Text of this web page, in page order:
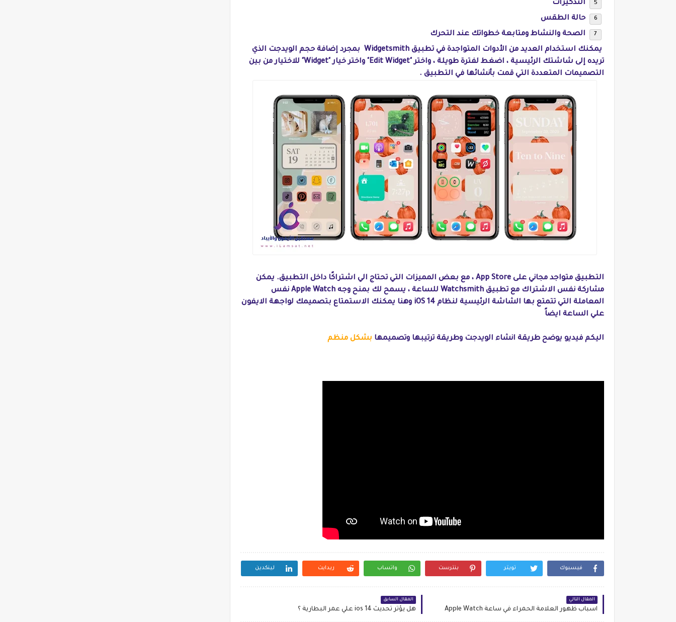
التذكيرات
حالة الطقس
الصحة والنشاط ومتابعة خطواتك عند التحرك
يمكنك استخدام العديد من الأدوات المتواجدة في تطبيق Widgetsmith بمجرد إضافة حجم الويدجت الذي
تريده إلى شاشتك الرئيسية ، اضغط لفترة طويلة ، واختر "Edit Widget" واختر خيار "Widget" للاختيار من بين
التصميمات المتعددة التي قمت بأنشائها في التطبيق .
التطبيق متواجد مجاني على App Store ، مع بعض المميزات التي تحتاج الي اشتراكًا داخل التطبيق. يمكن
مشاركة نفس الاشتراك مع تطبيق Watchsmith للساعة ، يسمح لك بمنح وجه Apple Watch نفس
المعاملة التي تتمتع بها الشاشة الرئيسية لنظام iOS 14 وهنا يمكنك الاستمتاع بتصميمك لواجهة الايفون
علي الساعة ايضاً
اليكم فيديو يوضح طريقة انشاء الويدجت وطريقة ترتيبها وتصميمها بشكل منظم
فيسبوك تويتر بنترست واتساب ريدايت لينكدين
المقال التالي
اسباب ظهور العلامة الحمراء في ساعة Apple Watch
المقال السابق
هل يؤثر تحديث ios 14 علي عمر البطارية ؟